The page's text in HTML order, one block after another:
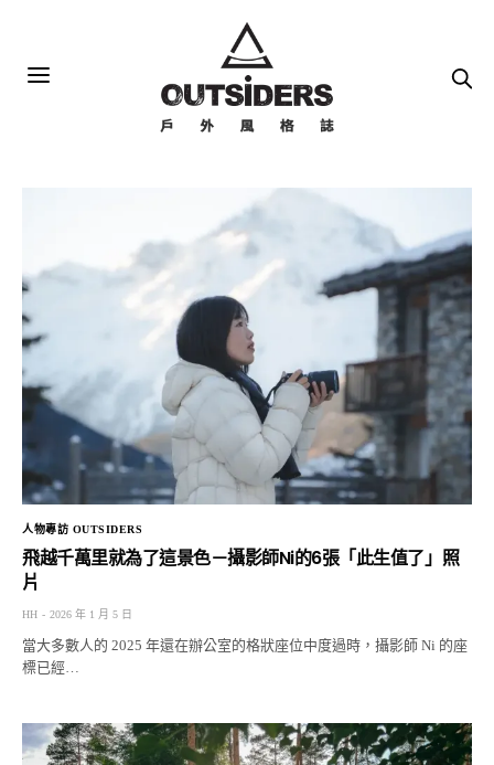
人物專訪 OUTSIDERS
飛越千萬里就為了這景色－攝影師Ni的6張「此生值了」照
片
HH 2026 年 1 月 5 日
當大多數人的 2025 年還在辦公室的格狀座位中度過時，攝影師 Ni 的座
標已經…